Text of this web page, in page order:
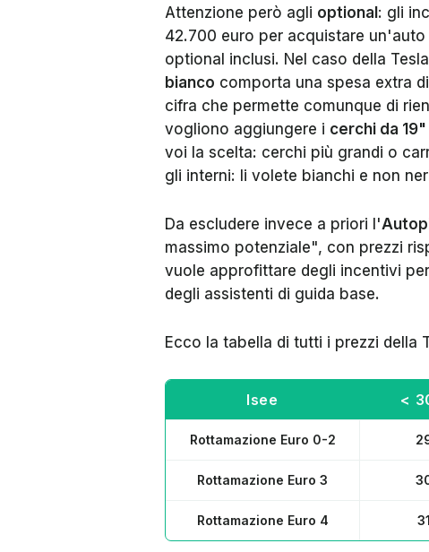
Attenzione però agli optional : gli
42.700 euro per acquistare
optional inclusi. Nel caso della
bianco comporta una spesa extra
cifra che permette comunque di
vogliono aggiungere i cerchi da 19"
voi la scelta: cerchi più grandi o
gli interni: li volete bianchi e non
Da escludere invece a priori l'
massimo potenziale", con prezzi
vuole approfittare degli incentivi
degli assistenti di guida base.
Ecco la tabella di tutti i prezzi della
Isee <
Rottamazione Euro 0-2
Rottamazione Euro 3
Rottamazione Euro 4